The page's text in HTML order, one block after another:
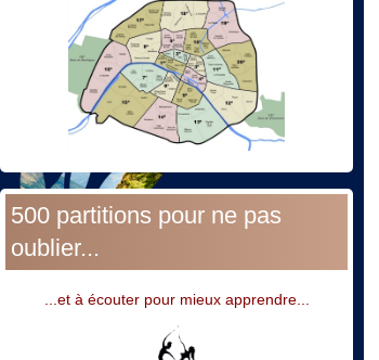
500 partitions pour ne pas
oublier...
...et à écouter pour mieux apprendre...